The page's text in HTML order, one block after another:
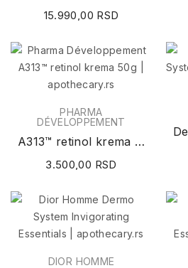
15.990,00 RSD
PHARMA
DÉVELOPPEMENT
A313™ retinol krema 50g
3.500,00 RSD
DIOR HOMME